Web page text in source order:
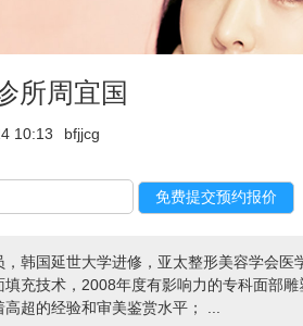
所周宜国
10:13 bfjjcg
韩国延世大学进修，亚太整形美容学会医
充技术，2008年度有影响力的专科面部雕
超的经验和审美鉴赏水平； ...